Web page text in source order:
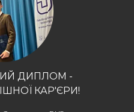
ДИПЛОМ -
КАР'ЄРИ!